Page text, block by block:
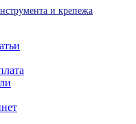
и крепежа